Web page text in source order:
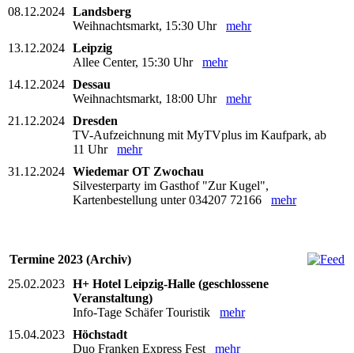
08.12.2024 Landsberg
Weihnachtsmarkt, 15:30 Uhr mehr
13.12.2024 Leipzig
Allee Center, 15:30 Uhr mehr
14.12.2024 Dessau
Weihnachtsmarkt, 18:00 Uhr mehr
21.12.2024 Dresden
TV-Aufzeichnung mit MyTVplus im Kaufpark, ab
11 Uhr mehr
31.12.2024 Wiedemar OT Zwochau
Silvesterparty im Gasthof "Zur Kugel",
Kartenbestellung unter 034207 72166 mehr
Termine 2023 (Archiv)
25.02.2023 H+ Hotel Leipzig-Halle (geschlossene
Veranstaltung)
Info-Tage Schäfer Touristik mehr
15.04.2023 Höchstadt
Duo Franken Express Fest mehr